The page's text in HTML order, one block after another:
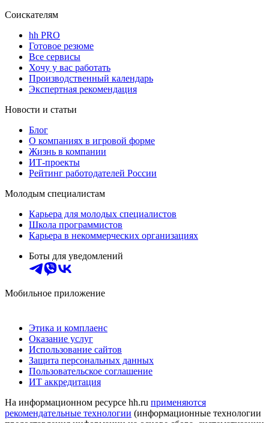
Соискателям
hh PRO
Готовое резюме
Все сервисы
Хочу у вас работать
Производственный календарь
Экспертная рекомендация
Новости и статьи
Блог
О компаниях в игровой форме
Жизнь в компании
ИТ-проекты
Рейтинг работодателей России
Молодым специалистам
Карьера для молодых специалистов
Школа программистов
Карьера в некоммерческих организациях
Боты для уведомлений
Мобильное приложение
Этика и комплаенс
Оказание услуг
Использование сайтов
Защита персональных данных
Пользовательское соглашение
ИТ аккредитация
На информационном ресурсе hh.ru применяются
рекомендательные технологии (информационные технологии